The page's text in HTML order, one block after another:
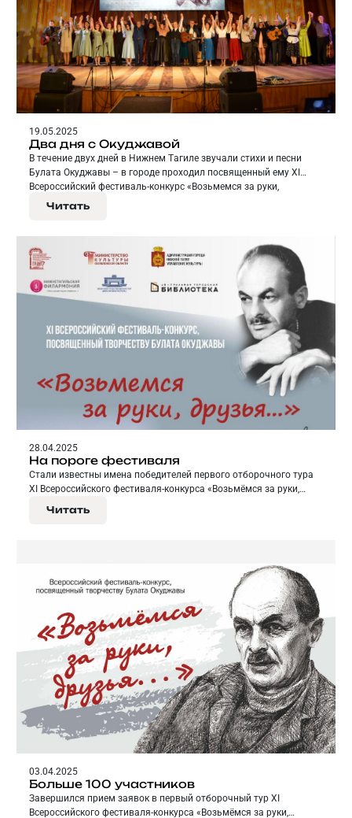
19.05.2025
Два дня с Окуджавой
В течение двух дней в Нижнем Тагиле звучали стихи и песни
Булата Окуджавы – в городе проходил посвященный ему XI
Всероссийский фестиваль-конкурс «Возьмемся за руки,
друзья…».
Читать
28.04.2025
На пороге фестиваля
Стали известны имена победителей первого отборочного тура
XI Всероссийского фестиваля-конкурса «Возьмёмся за руки,
Читать
03.04.2025
Больше 100 участников
Завершился прием заявок в первый отборочный тур XI
Всероссийского фестиваля-конкурса «Возьмёмся за руки,